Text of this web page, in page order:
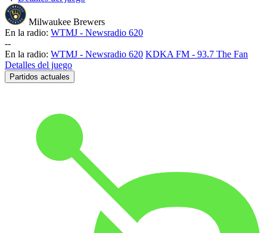
Milwaukee Brewers
En la radio: WTMJ - Newsradio 620
--
En la radio: WTMJ - Newsradio 620 KDKA FM - 93.7 The Fan
Detalles del juego
Partidos actuales